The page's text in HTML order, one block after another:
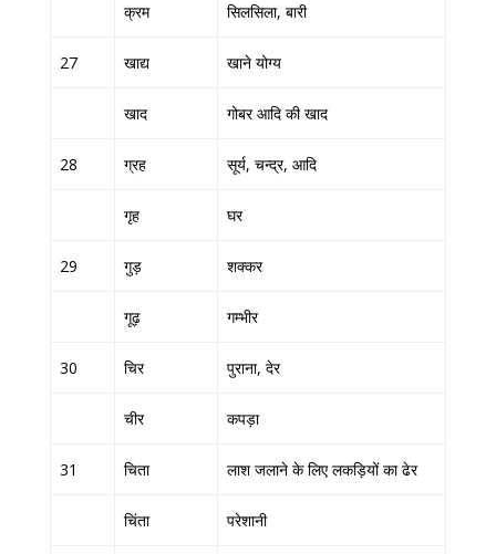
क्रम सिलसिला, बारी
27 खाद्य खाने योग्य
खाद गोबर आदि की खाद
28 ग्रह सूर्य, चन्द्र, आदि
गृह घर
29 गुड़ शक्कर
गूढ़ गम्भीर
30 चिर पुराना, देर
चीर कपड़ा
31 चिता लाश जलाने के लिए लकड़ियों का ढेर
चिंता परेशानी